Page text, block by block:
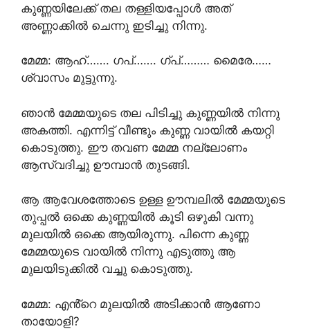
കുണ്ണയിലേക്ക് തല തള്ളിയപ്പോൾ അത്
അണ്ണാക്കിൽ ചെന്നു ഇടിച്ചു നിന്നു.
മേമ്മ: ആഹ്……. ഗപ്……. ഗ്പ്……… മൈരേ……
ശ്വാസം മുട്ടുന്നു.
ഞാൻ മേമ്മയുടെ തല പിടിച്ചു കുണ്ണയിൽ നിന്നു
അകത്തി. എന്നിട്ട് വീണ്ടും കുണ്ണ വായിൽ കയറ്റി
കൊടുത്തു. ഈ തവണ മേമ്മ നല്ലോണം
ആസ്വദിച്ചു ഊമ്പാൻ തുടങ്ങി.
ആ ആവേശത്തോടെ ഉള്ള ഊമ്പലിൽ മേമ്മയുടെ
തുപ്പൽ ഒക്കെ കുണ്ണയിൽ കൂടി ഒഴുകി വന്നു
മുലയിൽ ഒക്കെ ആയിരുന്നു. പിന്നെ കുണ്ണ
മേമ്മയുടെ വായിൽ നിന്നു എടുത്തു ആ
മുലയിടുക്കിൽ വച്ചു കൊടുത്തു.
മേമ്മ: എൻ്റെ മുലയിൽ അടിക്കാൻ ആണോ
തായോളി?